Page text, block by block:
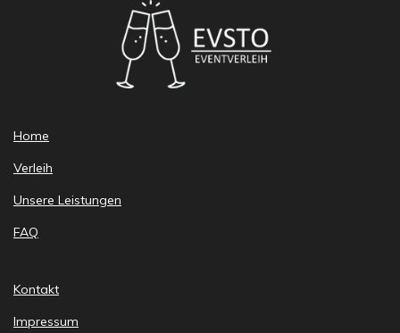
Home
Verleih
Unsere Leistungen
FAQ
Kontakt
Impressum